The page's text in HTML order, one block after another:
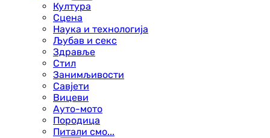
Култура
Сцена
Наука и технологија
Љубав и секс
Здравље
Стил
Занимљивости
Савјети
Вицеви
Ауто-мото
Породица
Питали смо...